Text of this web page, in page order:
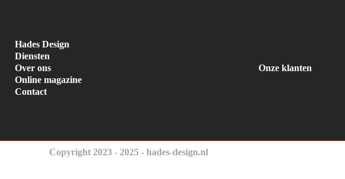
Hades Design
Diensten
Over ons
Online magazine
Contact
Onze klanten
Copyright 2023 - 2025 - hades-design.nl